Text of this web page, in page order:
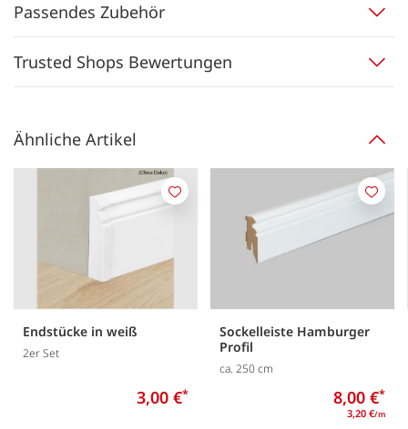
Passendes Zubehör
Trusted Shops Bewertungen
Ähnliche Artikel
Endstücke in weiß
2er Set
3,00 €*
Merken
Sockelleiste Hamburger
Profil
ca. 250 cm
8,00 €*
3,20 €/m